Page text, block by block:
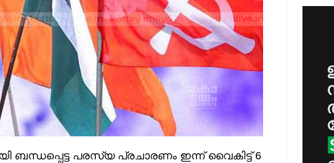
ബന്ധപ്പെട്ട പരസ്യ പ്രചാരണം ഇന്ന് വൈകിട്ട് 6